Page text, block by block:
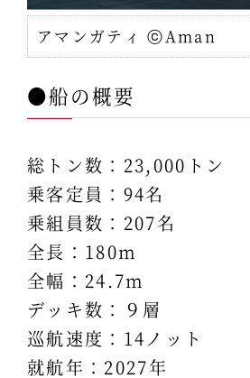
アマンガティ ⓒAman
●船の概要
総トン数：23,000トン
乗客定員：94名
乗組員数：207名
全長：180m
全幅：24.7m
デッキ数：９層
巡航速度：14ノット
就航年：2027年